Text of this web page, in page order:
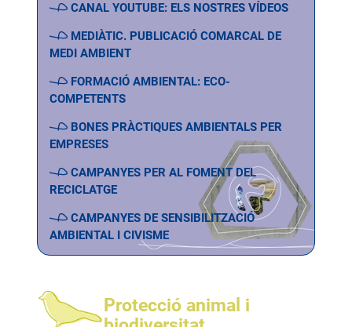
CANAL YOUTUBE: ELS NOSTRES VÍDEOS
MEDIÀTIC. PUBLICACIÓ COMARCAL DE
MEDI AMBIENT
FORMACIÓ AMBIENTAL: ECO-
COMPETENTS
BONES PRÀCTIQUES AMBIENTALS PER
EMPRESES
CAMPANYES PER AL FOMENT DEL
RECICLATGE
CAMPANYES DE SENSIBILITZACIÓ
AMBIENTAL I CIVISME
Protecció animal i